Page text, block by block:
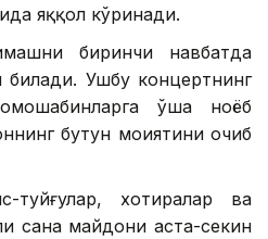
яққол кўринади.
биринчи навбатда
билади. Ушбу концертнинг
ўша ноёб
бутун моҳиятини очиб
туйғулар, хотиралар ва
саҳна майдони аста-секин